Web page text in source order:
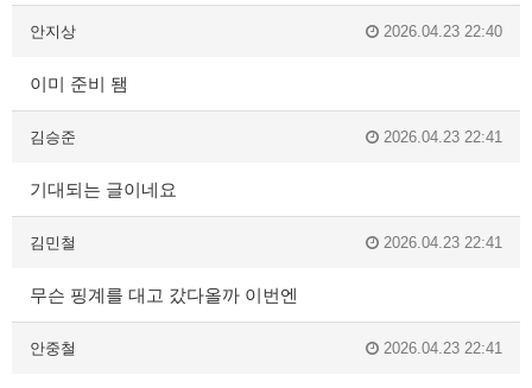
안지상 2026.04.23 22:40
이미 준비 됌
김승준 2026.04.23 22:41
기대되는 글이네요
김민철 2026.04.23 22:41
무슨 핑계를 대고 갔다올까 이번엔
안중철 2026.04.23 22:41